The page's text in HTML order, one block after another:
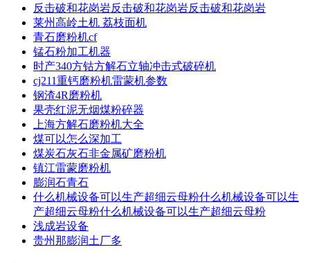
反击破和花岗岩反击破和花岗岩反击破和花岗岩
莱州高岭土机 荔枝面机
青石磨粉机cf
锰石粉加工机器
时产340方钴方解石立轴冲击式破碎机
cj211重钙磨粉机雷蒙机参数
钢渣4R磨粉机
果壳红泥无烟煤粉碎器
上海方解石磨粉机大全
煤可以怎么深加工
煤炭石灰石非金属矿磨粉机
镇江雷蒙磨粉机
膨润石青石
什么机械设备可以生产超细云母粉什么机械设备可以生
产超细云母粉什么机械设备可以生产超细云母粉
浅成岩设备
贵州那膨润土厂多